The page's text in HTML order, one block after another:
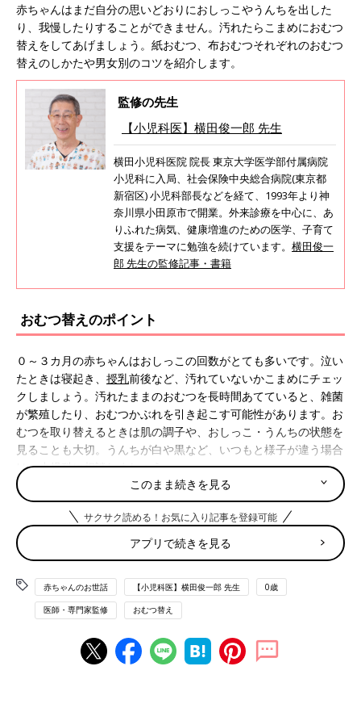
赤ちゃんはまだ自分の思いどおりにおしっこやうんちを出した
り、我慢したりすることができません。汚れたらこまめにおむつ
替えをしてあげましょう。紙おむつ、布おむつそれぞれのおむつ
替えのしかたや男女別のコツを紹介します。
監修の先生
【小児科医】横田俊一郎 先生
横田小児科医院 院長 東京大学医学部付属病院
小児科に入局、社会保険中央総合病院(東京都
新宿区) 小児科部長などを経て、1993年より神
奈川県小田原市で開業。外来診療を中心に、あ
りふれた病気、健康増進のための医学、子育て
支援をテーマに勉強を続けています。 横田俊一
郎 先生の監修記事・書籍
おむつ替えのポイント
０～３カ月の赤ちゃんはおしっこの回数がとても多いです。泣い
たときは寝起き、 授乳前後など、汚れていないかこまめにチェッ
クしましょう。汚れたままのおむつを長時間あてていると、雑菌
が繁殖したり、おむつかぶれを引き起こす可能性があります。お
むつを取り替えるときは肌の調子や、おしっこ・うんちの状態を
見ることも大切。うんちが白や黒など、いつもと様子が違う場合
は、小児科に相談しましょう。
紙おむつを替えるときに用意するもの
紙おむつを替える際に用意するものを紹介します。
●紙おむつ
紙おむつにはテープ型とパンツ型があり、赤ちゃんがねんねのこ
ろはテープ型、はいはいなど活発に動くようになったらパンツ型
が便利。サイズは新生児用からＳ～Ｌなどがあります。紙おむつ
は赤ちゃんの体形や成長などに合わせてサイズアップが必要で
このまま続きを見る
サクサク読める！お気に入り記事を登録可能
アプリで続きを見る
赤ちゃんのお世話 【小児科医】横田俊一郎 先生 0歳
医師・専門家監修 おむつ替え